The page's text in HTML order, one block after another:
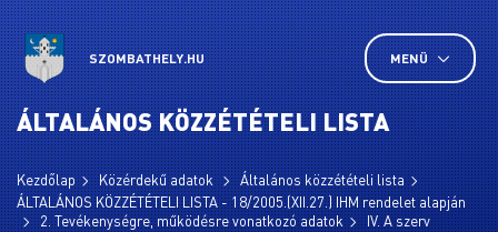
SZOMBATHELY.HU MENÜ
ÁLTALÁNOS KÖZZÉTÉTELI LISTA
Kezdőlap Közérdekű adatok
Általános közzétételi lista
ÁLTALÁNOS KÖZZÉTÉTELI LISTA - 18/2005.(XII.27.) IHM rendelet alapján
2. Tevékenységre, működésre vonatkozó adatok
IV. A szerv